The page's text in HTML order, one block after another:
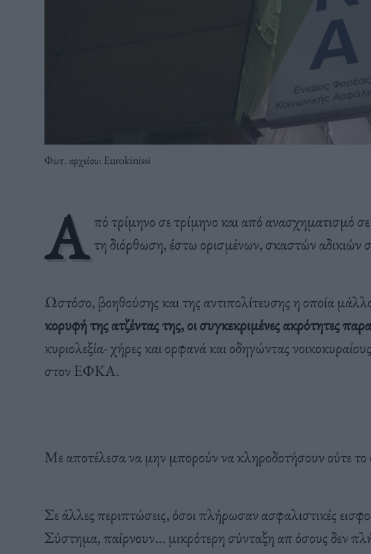
Φωτ. αρχείου: Eurokinissi
Α πό τρίμηνο σε τρίμηνο και από ανασχηματισμό
τη διόρθωση, έστω ορισμένων, σκαστών αδικιών
Ωστόσο, βοηθούσης και της αντιπολίτευσης η οποία
κορυφή της ατζέντας της, οι συγκεκριμένες ακρότητες
κυριολεξία- χήρες και ορφανά και οδηγώντας
στον ΕΦΚΑ.
Με αποτέλεσα να μην μπορούν να κληροδοτήσουν ούτε το
Σε άλλες περιπτώσεις, όσοι πλήρωσαν ασφαλιστικές
Σύστημα, παίρνουν… μικρότερη σύνταξη απ όσους δεν